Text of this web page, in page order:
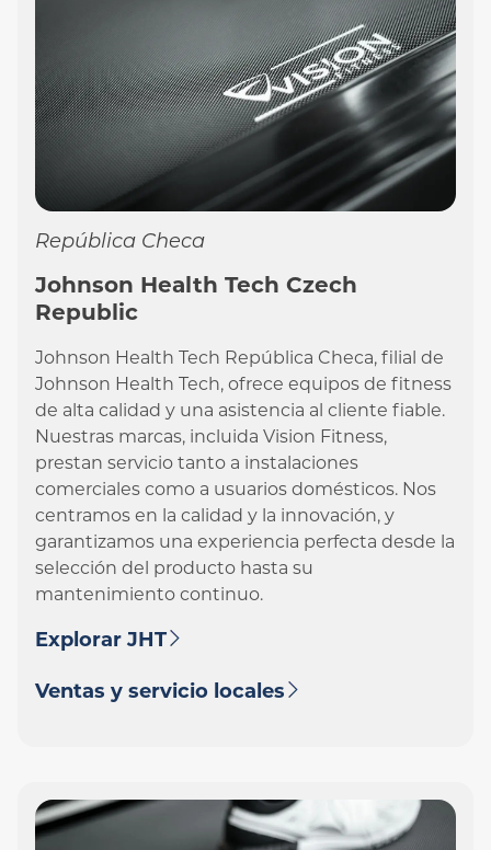
República Checa
Johnson Health Tech Czech
Republic
Johnson Health Tech República Checa, filial de
Johnson Health Tech, ofrece equipos de fitness
de alta calidad y una asistencia al cliente fiable.
Nuestras marcas, incluida Vision Fitness,
prestan servicio tanto a instalaciones
comerciales como a usuarios domésticos. Nos
centramos en la calidad y la innovación, y
garantizamos una experiencia perfecta desde la
selección del producto hasta su
mantenimiento continuo.
Explorar JHT
Ventas y servicio locales